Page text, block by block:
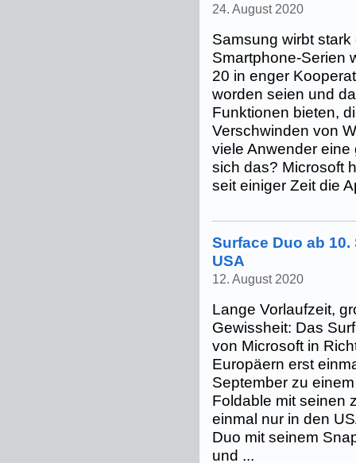
24. August 2020
Samsung wirbt
Smartphone-Serien
20 in enger
worden seien und
Funktionen bieten,
Verschwinden von
viele Anwender
sich das? Microsoft
seit einiger Zeit die
Surface Duo ab
USA
12. August 2020
Lange Vorlaufzeit,
Gewissheit: Das
von Microsoft in
Europäern erst
September zu
Foldable mit seinen
einmal nur in den
Duo mit seinem
und ...